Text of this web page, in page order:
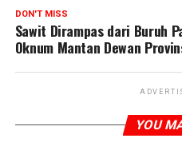
DON'T MISS
Sawit Dirampas dari Buruh
Oknum Mantan Dewan
YOU